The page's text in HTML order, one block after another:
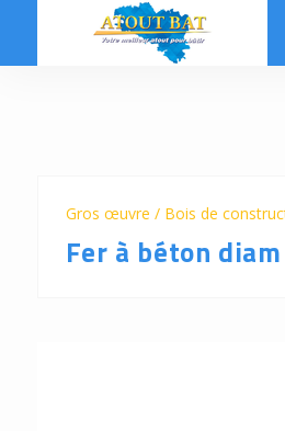
Gros œuvre / Bois de
Fer à béton